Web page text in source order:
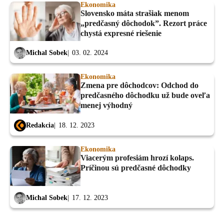
Ekonomika
Slovensko máta strašiak menom
„predčasný dôchodok”. Rezort práce
chystá expresné riešenie
Michal Sobek 03. 02. 2024
Ekonomika
Zmena pre dôchodcov: Odchod do
predčasného dôchodku už bude oveľa
menej výhodný
Redakcia 18. 12. 2023
Ekonomika
Viacerým profesiám hrozí kolaps.
Príčinou sú predčasné dôchodky
Michal Sobek 17. 12. 2023